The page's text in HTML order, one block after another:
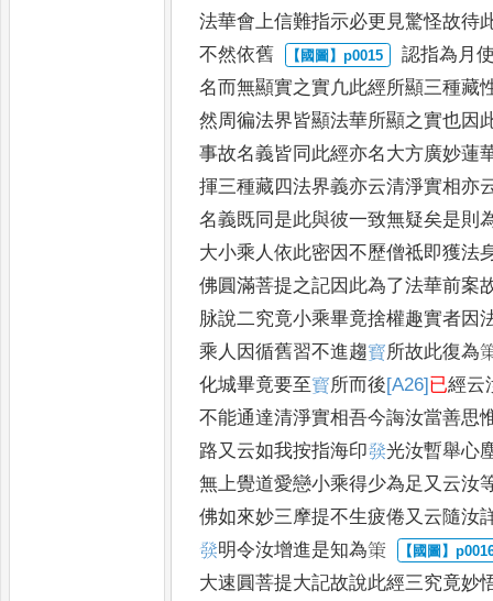
法華會上信難指示必更見驚怪故待
不然依舊
認指為月
名而無顯實之實 凢此經所顯三種藏
然周徧法界皆顯法華所顯之實也因
事故名義皆同此經亦名大方廣妙蓮
揮三種藏四法界義亦云清淨實相亦
名義既同是此與彼一致無疑矣是則
大小乘人依此密因不歷僧祗即獲法
佛圓滿菩提之記因此為了法華前案
脉說二究竟小乘畢竟捨權趣實者因
乘人因循舊習不進趨寳所故此復為
化城畢竟要至寳所而後[A26]已經云
不能通達清淨實相吾今誨汝當善思
路又云如我按指海印𤼵光汝暫舉心
無上覺道愛戀小乘得少為足又云汝
佛如來妙三摩提不生疲倦又云隨汝
𤼵明令汝增進是知為䇿
大速圓菩提大記故說此經三究竟妙